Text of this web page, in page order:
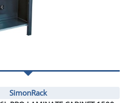
SimonRack